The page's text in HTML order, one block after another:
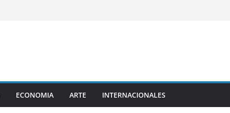
ECONOMIA ARTE INTERNACIONALES